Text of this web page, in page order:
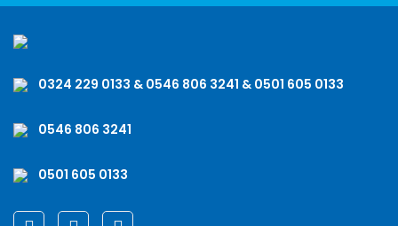
0324 229 0133 & 0546 806 3241 & 0501 605 0133
0546 806 3241
0501 605 0133